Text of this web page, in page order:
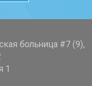
больница #7 (9),
1